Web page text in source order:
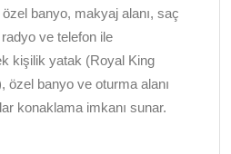
banyo, makyaj alanı, saç
ve telefon ile
kişilik yatak (Royal King
özel banyo ve oturma alanı
konaklama imkanı sunar.